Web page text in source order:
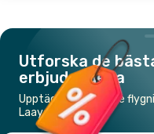
Utforska de
erbjudandena
Upptäck de billigaste
Laayoune